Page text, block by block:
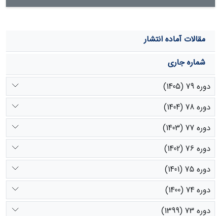
مقالات آماده انتشار
شماره جاری
دوره 79 (1405)
دوره 78 (1404)
دوره 77 (1403)
دوره 76 (1402)
دوره 75 (1401)
دوره 74 (1400)
دوره 73 (1399)